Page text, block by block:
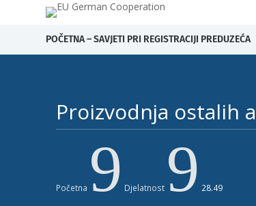
POČETNA – SAVJETI PRI REGISTRACIJI PREDUZEĆA
Proizvodnja ostalih
Početna 9 Djelatnost 9 28.49